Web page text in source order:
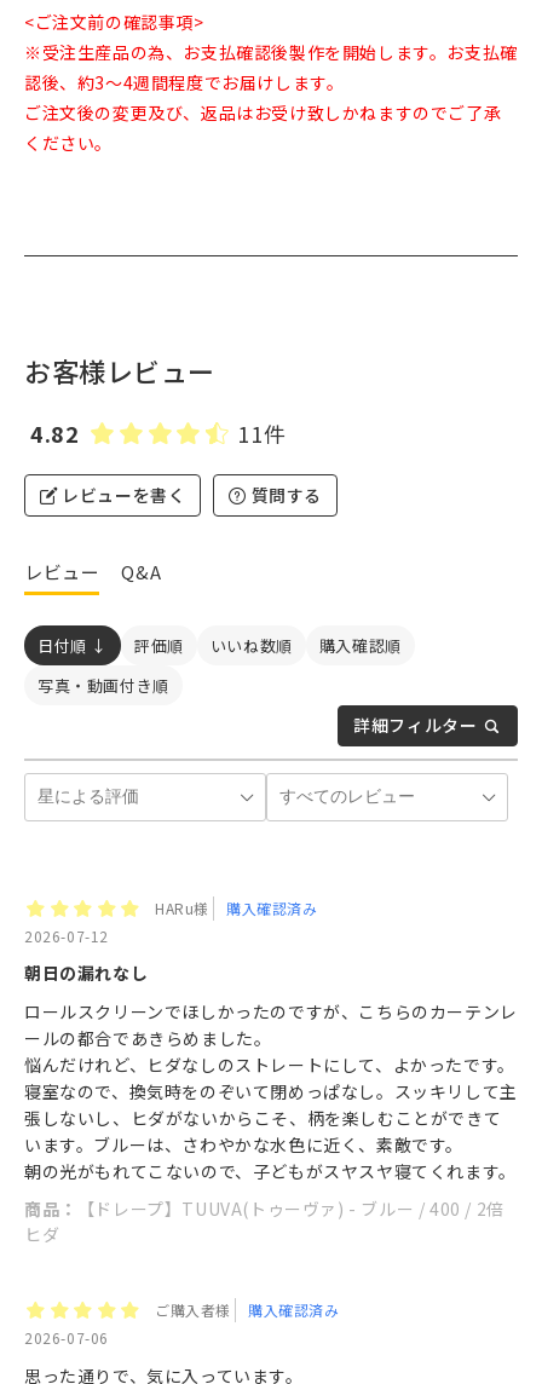
<ご注文前の確認事項>
※受注生産品の為、お支払確認後製作を開始します。お支払確
認後、約3～4週間程度でお届けします。
ご注文後の変更及び、返品はお受け致しかねますのでご了承
ください。
お客様レビュー
4.82 11件
レビューを書く 質問する
レビュー Q&A
詳細フィルター
日付順 ↓ 評価順 いいね数順
購入確認順
写真・動画付き順
HARu様
購入確認済み
2026-07-12
朝日の漏れなし
ロールスクリーンでほしかったのですが、こちらのカーテンレ
ールの都合であきらめました。
悩んだけれど、ヒダなしのストレートにして、よかったです。
寝室なので、換気時をのぞいて閉めっぱなし。スッキリして主
張しないし、ヒダがないからこそ、柄を楽しむことができて
います。ブルーは、さわやかな水色に近く、素敵です。
朝の光がもれてこないので、子どもがスヤスヤ寝てくれます。
商品：
【ドレープ】TUUVA(トゥーヴァ) - ブルー / 400 / 2倍
ヒダ
ご購入者様
購入確認済み
2026-07-06
思った通りで、気に入っています。